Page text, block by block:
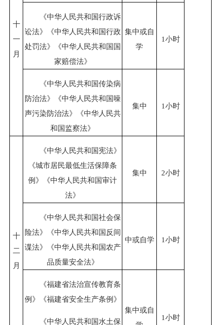
十
一
月
《中华人民共和国行政诉
讼法》《中华人民共和国行政
处罚法》《中华人民共和国国
家赔偿法》
集中或自
学
1小时
《中华人民共和国传染病
防治法》《中华人民共和国噪
声污染防治法》《中华人民共
和国监察法》
集中 1小时
十
二
月
《中华人民共和国宪法》
《城市居民最低生活保障条
例》《中华人民共和国审计
法》
集中 2小时
《中华人民共和国社会保
险法》《中华人民共和国反间
谍法》《中华人民共和国农产
品质量安全法》
中或自学 1小时
《福建省法治宣传教育条
例》《福建省安全生产条例》
《中华人民共和国水土保
集中或自
1小时